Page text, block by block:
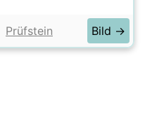
Prüfstein Bild →